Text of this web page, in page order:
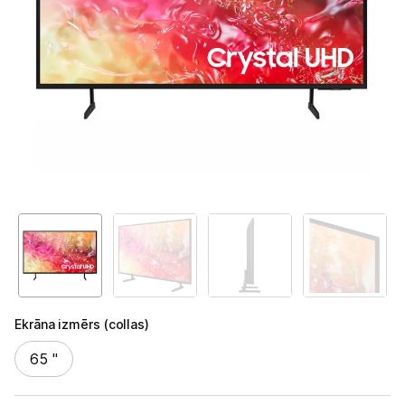
Televizoru stiprinājumi
TV rāmji
Kabeļi un vadi
TV statīvi
Tet Virszemes televīzija
TV iekārtas
Audio
Ekrāna izmērs (collas)
Ekrāna izmērs (collas)
65 "